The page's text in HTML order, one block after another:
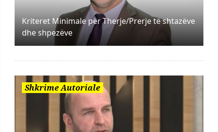
Kriteret Minimale për Therje/Prerje të shtazëve
dhe shpezëve
Shkrime Autoriale